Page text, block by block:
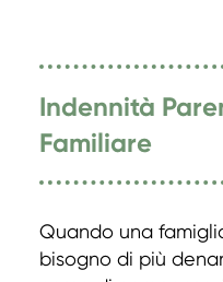
Indennità
Familiare
Quando una
bisogno di più